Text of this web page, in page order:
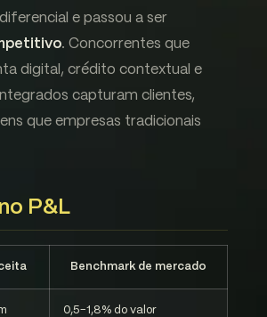
e passou a ser
. Concorrentes que
digital, crédito contextual e
capturam clientes,
que empresas tradicionais
P&L
Benchmark de mercado
0,5-1,8% do valor